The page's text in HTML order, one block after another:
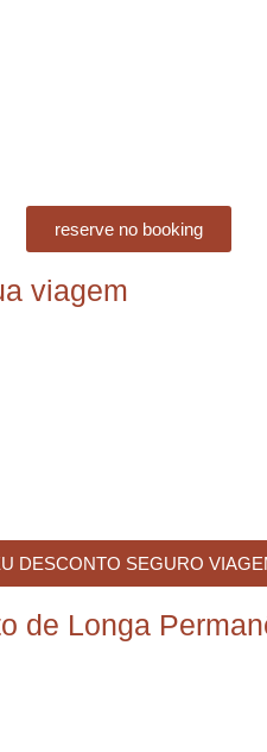
reserve no booking
viagem
DESCONTO SEGURO
de Longa